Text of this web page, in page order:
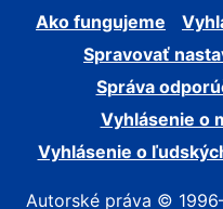
Ako fungujeme
Spravovať
Správa
Vyhlásenie o
Vyhlásenie o
Autorské práva ©